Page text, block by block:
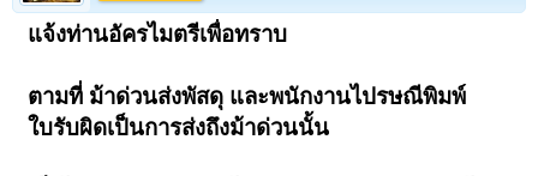
แจ้งท่านอัครไมตรีเพื่อทราบ
ตามที่ ม้าด่วนส่งพัสดุ และพนักงานไปรษณีพิมพ์
ใบรับผิดเป็นการส่งถึงม้าด่วนนั้น